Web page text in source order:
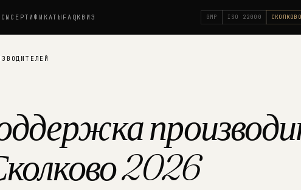
СЕРТИФИКАТЫ FAQКВИЗ GMP ISO 22000
2026